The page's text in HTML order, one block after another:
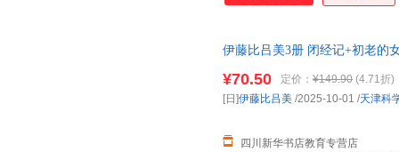
伊藤比吕美3册 闭经记+初老的
¥70.50 定价： ¥149.90 (4.71折)
四川新华书店教育专营店
[日]伊藤比吕美 /2025-10-01 /天津科